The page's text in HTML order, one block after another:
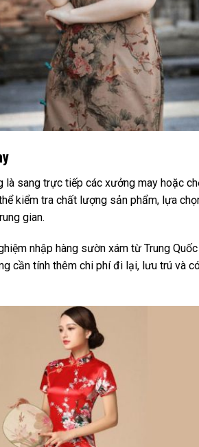
là sang trực tiếp các xưởng may hoặc
kiểm tra chất lượng sản phẩm, lựa
gian.
nhập hàng sườn xám từ Trung Quốc
cần tính thêm chi phí đi lại, lưu trú và